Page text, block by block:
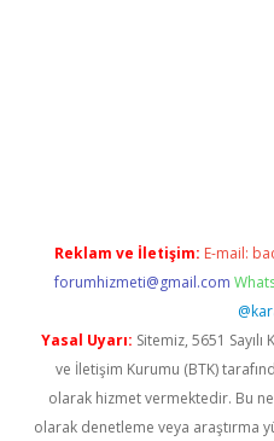
Reklam ve İletişim: E-mail:
forumhizmeti@gmail.com
Yasal Uyarı: Sitemiz, 5651
ve İletişim Kurumu (BTK)
olarak hizmet vermektedir. Bu
olarak denetleme veya araştırma